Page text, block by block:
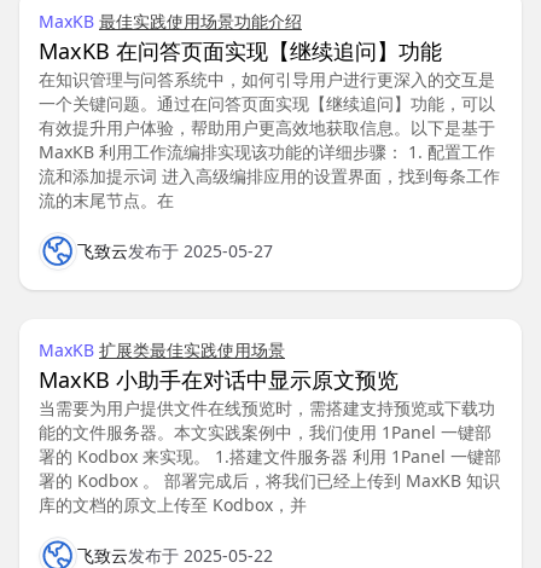
MaxKB 最佳实践使用场景功能介绍
MaxKB 在问答页面实现【继续追问】功能
在知识管理与问答系统中，如何引导用户进行更深入的交互是
一个关键问题。通过在问答页面实现【继续追问】功能，可以
有效提升用户体验，帮助用户更高效地获取信息。以下是基于
MaxKB 利用工作流编排实现该功能的详细步骤： 1. 配置工作
流和添加提示词 进入高级编排应用的设置界面，找到每条工作
流的末尾节点。在
飞致云发布于 2025-05-27
MaxKB 扩展类最佳实践使用场景
MaxKB 小助手在对话中显示原文预览
当需要为用户提供文件在线预览时，需搭建支持预览或下载功
能的文件服务器。本文实践案例中，我们使用 1Panel 一键部
署的 Kodbox 来实现。 1.搭建文件服务器 利用 1Panel 一键部
署的 Kodbox 。 部署完成后，将我们已经上传到 MaxKB 知识
库的文档的原文上传至 Kodbox，并
飞致云发布于 2025-05-22